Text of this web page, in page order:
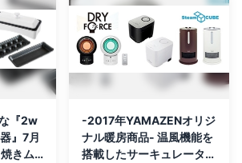
『2w
』7月
きム
-2017年YAMAZENオリジ
ナル暖房商品- 温風機能を
搭載したサーキュレーター